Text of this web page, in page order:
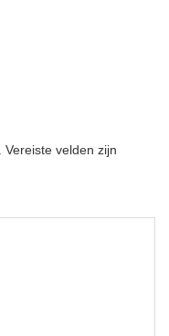
Vereiste velden zijn